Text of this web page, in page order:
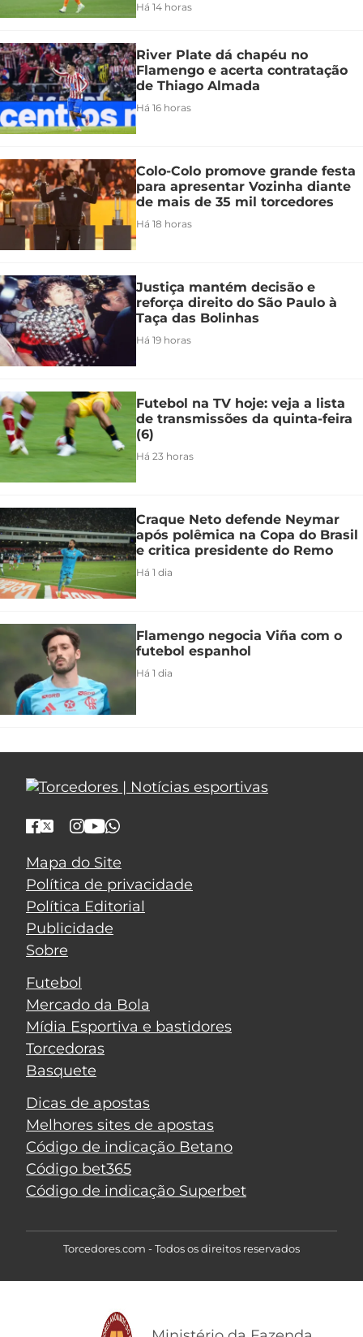
Há 14 horas
River Plate dá chapéu no
Flamengo e acerta contratação
de Thiago Almada
Há 16 horas
Colo-Colo promove grande festa
para apresentar Vozinha diante
de mais de 35 mil torcedores
Há 18 horas
Justiça mantém decisão e
reforça direito do São Paulo à
Taça das Bolinhas
Há 19 horas
Futebol na TV hoje: veja a lista
de transmissões da quinta-feira
(6)
Há 23 horas
Craque Neto defende Neymar
após polêmica na Copa do Brasil
e critica presidente do Remo
Há 1 dia
Flamengo negocia Viña com o
futebol espanhol
Há 1 dia
Mapa do Site
Política de privacidade
Política Editorial
Publicidade
Sobre
Futebol
Mercado da Bola
Mídia Esportiva e bastidores
Torcedoras
Basquete
Dicas de apostas
Melhores sites de apostas
Código de indicação Betano
Código bet365
Código de indicação Superbet
Torcedores.com - Todos os direitos reservados